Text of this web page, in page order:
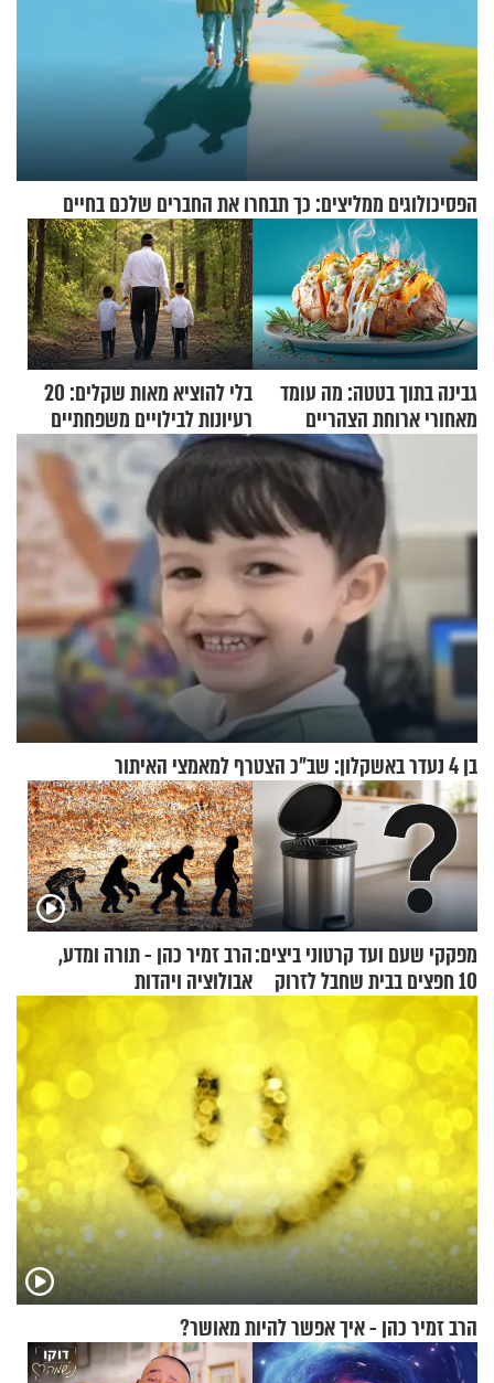
הפסיכולוגים ממליצים: כך תבחרו את החברים שלכם בחיים
גבינה בתוך בטטה: מה עומד
מאחורי ארוחת הצהריים
שכבשה את הרשת?
בלי להוציא מאות שקלים: 20
רעיונות לבילויים משפחתיים
כמעט בחינם
בן 4 נעדר באשקלון: שב"כ הצטרף למאמצי האיתור
מפקקי שעם ועד קרטוני ביצים:
10 חפצים בבית שחבל לזרוק
לפח
הרב זמיר כהן - תורה ומדע,
אבולוציה ויהדות
הרב זמיר כהן - איך אפשר להיות מאושר?